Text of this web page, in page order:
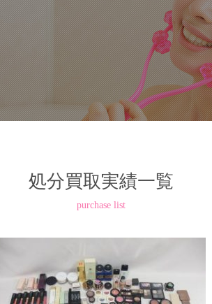
処分買取実績一覧
purchase list